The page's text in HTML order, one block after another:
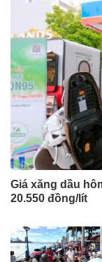
Giá xăng dầu
20.550 đồng/lít